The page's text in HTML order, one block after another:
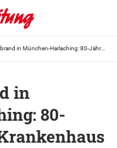
Nach Balkonbrand in München-Harlaching: 80-Jährige stirbt im Krankenhaus
in
80-